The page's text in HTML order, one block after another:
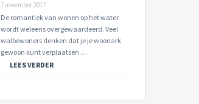
7 november 2017
De romantiek van wonen op het water
wordt weleens overgewaardeerd. Veel
walbewoners denken dat je je woonark
gewoon kunt verplaatsen …
LEES VERDER